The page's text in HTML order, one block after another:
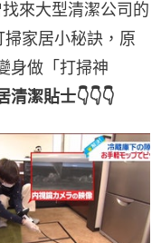
來大型清潔公司的
家居小秘訣，原
身做「打掃神
清潔貼士👇👇👇